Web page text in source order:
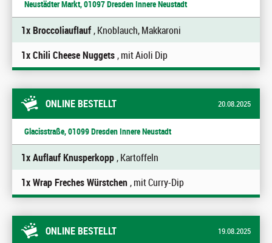
Neustädter Markt, 01097 Dresden Innere Neustadt
1x Broccoliauflauf, Knoblauch, Makkaroni
1x Chili Cheese Nuggets, mit Aioli Dip
ONLINE BESTELLT 20.08.2025
Glacisstraße, 01099 Dresden Innere Neustadt
1x Auflauf Knusperkopp, Kartoffeln
1x Wrap Freches Würstchen, mit Curry-Dip
ONLINE BESTELLT 19.08.2025